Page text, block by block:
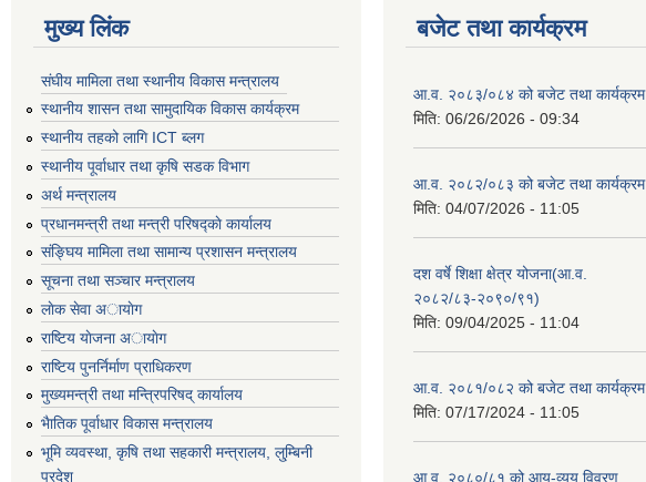
मुख्य लिंक
संघीय मामिला तथा स्थानीय विकास मन्त्रालय
स्थानीय शासन तथा सामुदायिक विकास कार्यक्रम
स्थानीय तहको लागि ICT ब्लग
स्थानीय पूर्वाधार तथा कृषि सडक विभाग
अर्थ मन्त्रालय
प्रधानमन्त्री तथा मन्त्री परिषद्काे कार्यालय
संङ्घिय मामिला तथा सामान्य प्रशासन मन्त्रालय
सूचना तथा सञ्चार मन्त्रालय
लाेक सेवा अायाेग
राष्टिय याेजना अायाेग
राष्टिय पुनर्निर्माण प्राधिकरण
मुख्यमन्त्री तथा मन्त्रिपरिषद् कार्यालय
भैातिक पूर्वाधार विकास मन्त्रालय
भूमि व्यवस्था, कृषि तथा सहकारी मन्त्रालय, लु्म्बिनी
प्रदेश
बजेट तथा कार्यक्रम
आ.व. २०८३/०८४ को बजेट तथा कार्यक्रम
मिति: 06/26/2026 - 09:34
आ.व. २०८२/०८३ को बजेट तथा कार्यक्रम
मिति: 04/07/2026 - 11:05
दश वर्षे शिक्षा क्षेत्र योजना(आ.व.
२०८२/८३-२०९०/९१)
मिति: 09/04/2025 - 11:04
आ.व. २०८१/०८२ को बजेट तथा कार्यक्रम
मिति: 07/17/2024 - 11:05
आ.व. २०८०/८१ को आय-व्यय विवरण